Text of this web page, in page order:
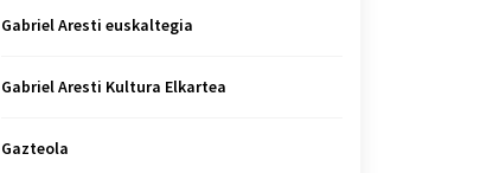
Gabriel Aresti euskaltegia
Gabriel Aresti Kultura Elkartea
Gazteola